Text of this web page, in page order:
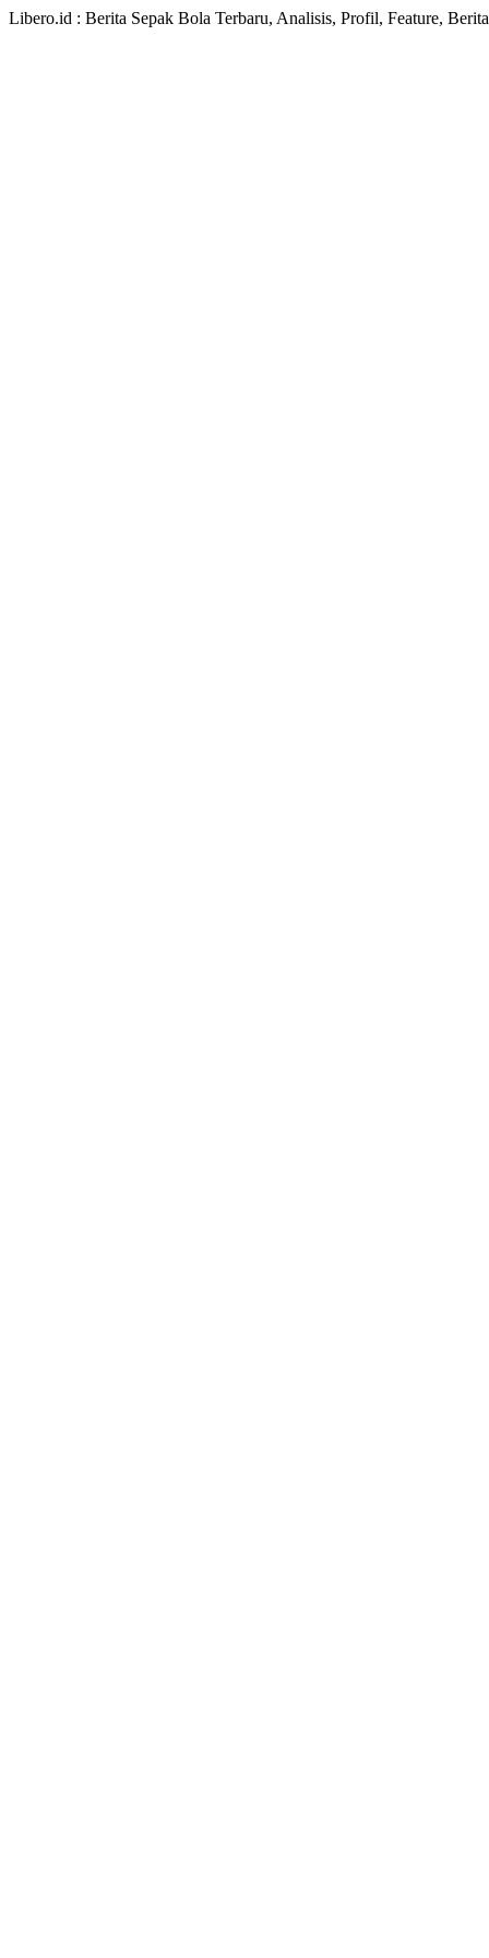
Libero.id : Berita Sepak Bola Terbaru, Analisis, Profil, Feature,